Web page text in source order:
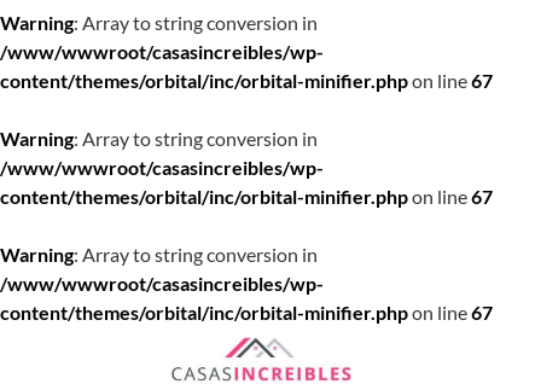
Warning: Array to string conversion in
/www/wwwroot/casasincreibles/wp-
content/themes/orbital/inc/orbital-minifier.phpon line67
Warning: Array to string conversion in
/www/wwwroot/casasincreibles/wp-
content/themes/orbital/inc/orbital-minifier.phpon line67
Warning: Array to string conversion in
/www/wwwroot/casasincreibles/wp-
content/themes/orbital/inc/orbital-minifier.phpon line67